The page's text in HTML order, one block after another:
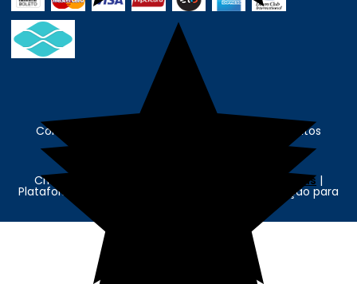
Contábil Store - © Contábil Store. Todos os Direitos
Criação e Desenvolvimento Agência New Humans |
Plataforma - Tecnologia e Comunicação para